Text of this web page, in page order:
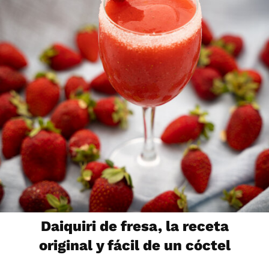
Daiquiri de fresa, la receta
original y fácil de un cóctel